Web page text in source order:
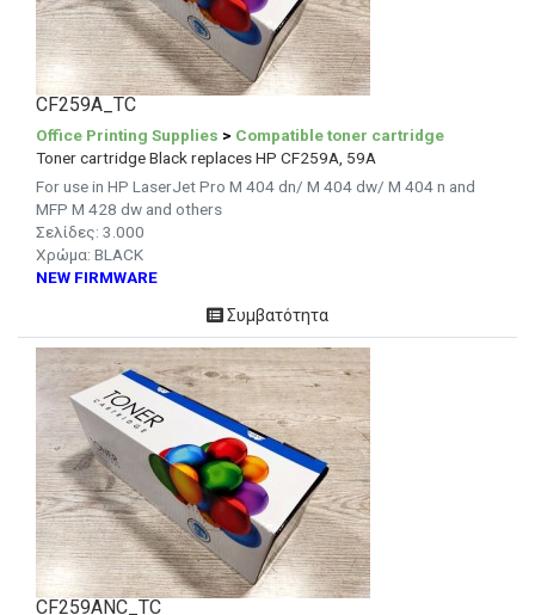
CF259A_TC
Office Printing Supplies > Compatible toner cartridge
Toner cartridge Black replaces HP CF259A, 59A
For use in HP LaserJet Pro M 404 dn/ M 404 dw/ M 404 n and
MFP M 428 dw and others
Σελίδες: 3.000
Χρώμα: BLACK
NEW FIRMWARE
Συμβατότητα
CF259ANC_TC